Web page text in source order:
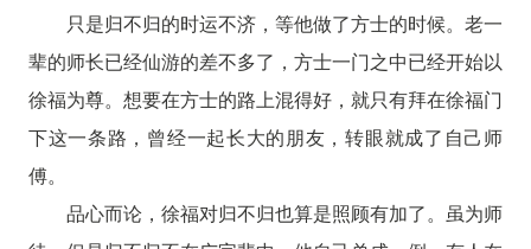
只是归不归的时运不济，等他做了方士的时候。老一
辈的师长已经仙游的差不多了，方士一门之中已经开始以
徐福为尊。想要在方士的路上混得好，就只有拜在徐福门
下这一条路，曾经一起长大的朋友，转眼就成了自己师
傅。
品心而论，徐福对归不归也算是照顾有加了。虽为师